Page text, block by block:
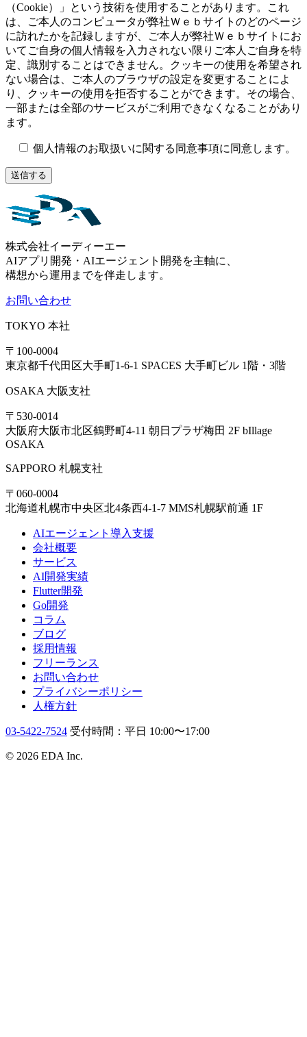
（Cookie）」という技術を使用することがあります。これ
は、ご本人のコンピュータが弊社Ｗｅｂサイトのどのページ
に訪れたかを記録しますが、ご本人が弊社Ｗｅｂサイトにお
いてご自身の個人情報を入力されない限りご本人ご自身を特
定、識別することはできません。クッキーの使用を希望され
ない場合は、ご本人のブラウザの設定を変更することによ
り、クッキーの使用を拒否することができます。その場合、
一部または全部のサービスがご利用できなくなることがあり
ます。
個人情報のお取扱いに関する同意事項に同意します。
株式会社イーディーエー
AIアプリ開発・AIエージェント開発を主軸に、
構想から運用までを伴走します。
お問い合わせ
TOKYO 本社
〒100-0004
東京都千代田区大手町1-6-1 SPACES 大手町ビル 1階・3階
OSAKA 大阪支社
〒530-0014
大阪府大阪市北区鶴野町4-11 朝日プラザ梅田 2F bIllage
OSAKA
SAPPORO 札幌支社
〒060-0004
北海道札幌市中央区北4条西4-1-7 MMS札幌駅前通 1F
AIエージェント導入支援
会社概要
サービス
AI開発実績
Flutter開発
Go開発
コラム
ブログ
採用情報
フリーランス
お問い合わせ
プライバシーポリシー
人権方針
03-5422-7524 受付時間：平日 10:00〜17:00
© 2026 EDA Inc.